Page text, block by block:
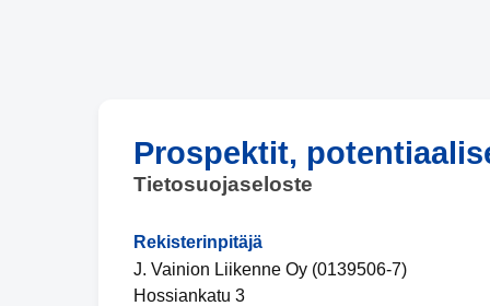
Prospektit,
Tietosuojaseloste
Rekisterinpitäjä
J. Vainion Liikenne Oy (0139506-7)
Hossiankatu 3